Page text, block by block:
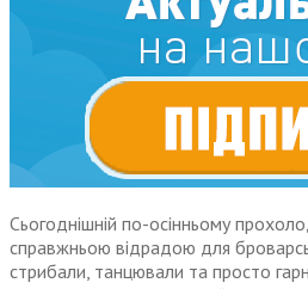
Сьогоднішній по-осінньому
справжньою відрадою для
стрибали, танцювали та просто